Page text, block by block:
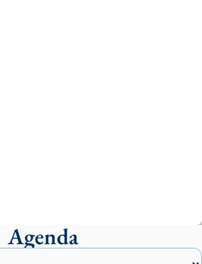
de juliol la missa de Les
Agenda